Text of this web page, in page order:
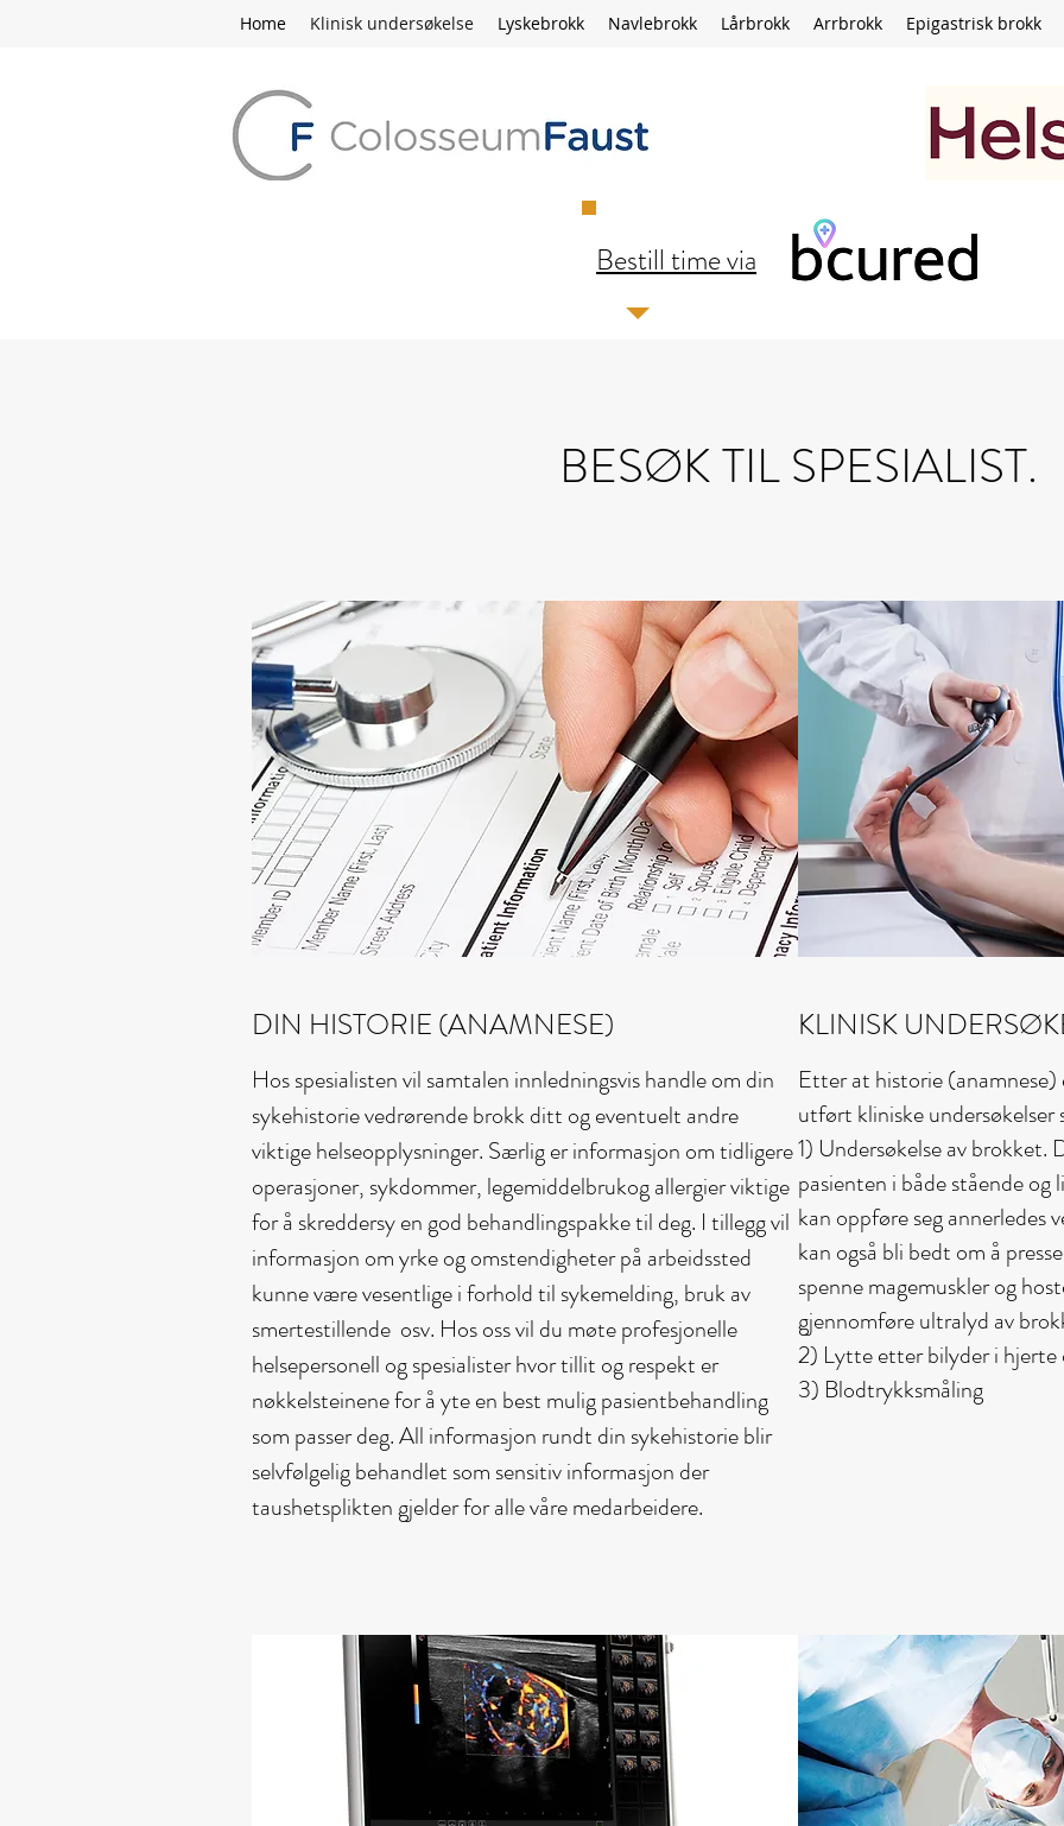
Home Klinisk undersøkelse Lyskebrokk Navlebrokk Lårbrokk Arrbrokk Epigastrisk brokk
Bestill time via
BESØK TIL SPESIALIST.
DIN HISTORIE (ANAMNESE)
Hos spesialisten vil samtalen innledningsvis handle om din
sykehistorie vedrørende brokk ditt og eventuelt andre
viktige helseopplysninger. Særlig er informasjon om tidligere
operasjoner, sykdommer, legemiddelbrukog allergier viktige
for å skreddersy en god behandlingspakke til deg. I tillegg vil
informasjon om yrke og omstendigheter på arbeidssted
kunne være vesentlige i forhold til sykemelding, bruk av
smertestillende osv. Hos oss vil du møte profesjonelle
helsepersonell og spesialister hvor tillit og respekt er
nøkkelsteinene for å yte en best mulig pasientbehandling
som passer deg. All informasjon rundt din sykehistorie blir
selvfølgelig behandlet som sensitiv informasjon der
taushetsplikten gjelder for alle våre medarbeidere.
KLINISK
Etter at historie
utført kliniske
1) Undersøkelse av
pasienten i både stående
kan oppføre seg annerledes
kan også bli bedt om å
spenne magemuskler og
gjennomføre ultralyd av
2) Lytte etter bilyder i hjerte
3) Blodtrykksmåling